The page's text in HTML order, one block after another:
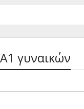
γυναικών